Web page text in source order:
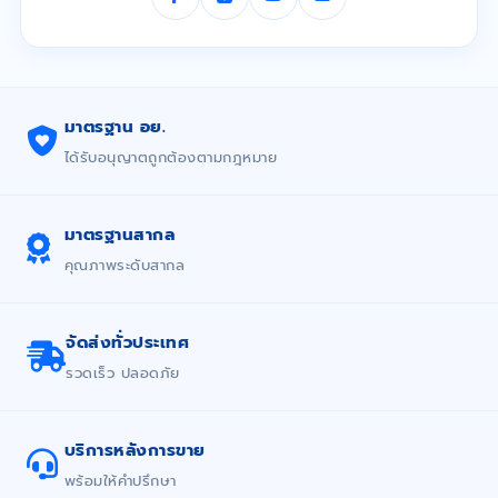
มาตรฐาน อย.
ได้รับอนุญาตถูกต้องตามกฎหมาย
มาตรฐานสากล
คุณภาพระดับสากล
จัดส่งทั่วประเทศ
รวดเร็ว ปลอดภัย
บริการหลังการขาย
พร้อมให้คำปรึกษา